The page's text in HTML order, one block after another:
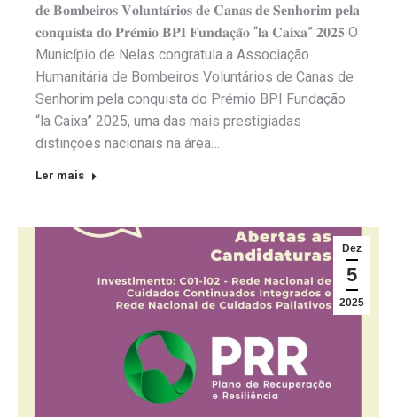
𝐝𝐞 𝐁𝐨𝐦𝐛𝐞𝐢𝐫𝐨𝐬 𝐕𝐨𝐥𝐮𝐧𝐭𝐚́𝐫𝐢𝐨𝐬 𝐝𝐞 𝐂𝐚𝐧𝐚𝐬 𝐝𝐞 𝐒𝐞𝐧𝐡𝐨𝐫𝐢𝐦 𝐩𝐞𝐥𝐚
𝐜𝐨𝐧𝐪𝐮𝐢𝐬𝐭𝐚 𝐝𝐨 𝐏𝐫𝐞́𝐦𝐢𝐨 𝐁𝐏𝐈 𝐅𝐮𝐧𝐝𝐚𝐜̧𝐚̃𝐨 “𝐥𝐚 𝐂𝐚𝐢𝐱𝐚” 𝟐𝟎𝟐𝟓 O
Município de Nelas congratula a Associação
Humanitária de Bombeiros Voluntários de Canas de
Senhorim pela conquista do Prémio BPI Fundação
“la Caixa” 2025, uma das mais prestigiadas
distinções nacionais na área…
Ler mais
Dez
5
2025